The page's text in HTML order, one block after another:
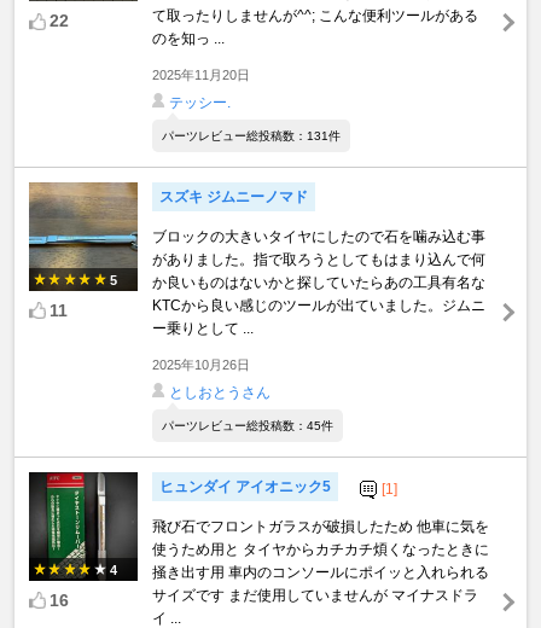
22
て取ったりしませんが^^; こんな便利ツールがある
のを知っ ...
2025年11月20日
テッシー.
パーツレビュー総投稿数：131件
5
11
スズキ ジムニーノマド
ブロックの大きいタイヤにしたので石を噛み込む事
がありました。指で取ろうとしてもはまり込んで何
か良いものはないかと探していたらあの工具有名な
KTCから良い感じのツールが出ていました。ジムニ
ー乗りとして ...
2025年10月26日
としおとうさん
パーツレビュー総投稿数：45件
4
16
ヒュンダイ アイオニック5 [1]
飛び石でフロントガラスが破損したため 他車に気を
使うため用と タイヤからカチカチ煩くなったときに
掻き出す用 車内のコンソールにポイッと入れられる
サイズです まだ使用していませんが マイナスドラ
イ ...